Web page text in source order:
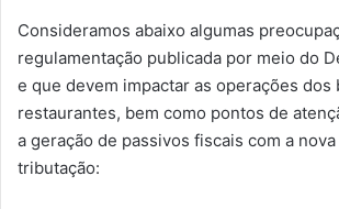
Consideramos abaixo algumas
regulamentação publicada por meio do
e que devem impactar as operações dos
restaurantes, bem como pontos de
a geração de passivos fiscais com a
tributação: